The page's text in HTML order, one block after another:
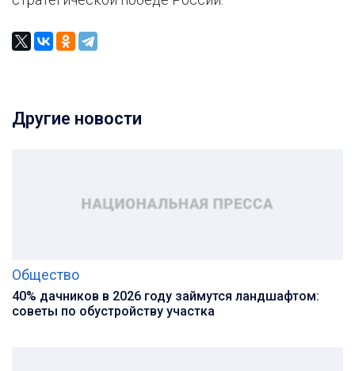
Другие новости
Общество
40% дачников в 2026 году займутся ландшафтом:
советы по обустройству участка